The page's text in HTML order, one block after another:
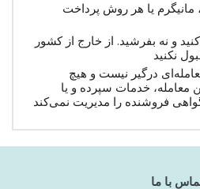
مانیگرم یا هر روش پرداخت
و نه بفرشید. از خارج از کشور
نکنید
درگیر نیست و هیچ
معامله، خدمات سپرده و یا
فروشنده را مدیریت نمی‌کند
با ما